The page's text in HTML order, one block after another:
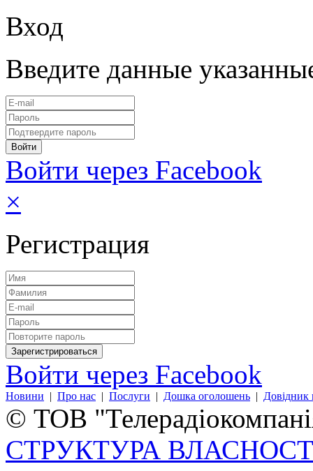
Вход
Введите данные
Войти через Facebook
×
Регистрация
Войти через Facebook
Новини | Про нас | Послуги | Дошка оголошень | Довідник
© ТОВ
СТРУКТУРА